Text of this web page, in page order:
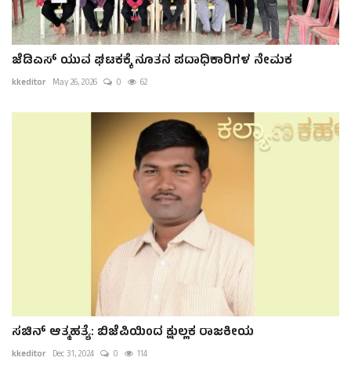
ಜೆಡಿಎಸ್ ಯುವ ಘಟಕಕ್ಕೆ ನೂತನ ಪದಾಧಿಕಾರಿಗಳ ನೇಮಕ
kkeditor May 26, 2026 0 62
ಸಚಿನ್‌ ಆತ್ಮಹತ್ಯೆ: ಬಿಜೆಪಿಯಿಂದ ಕ್ಷುಲ್ಲಕ ರಾಜಕೀಯ
kkeditor Dec 31, 2024 0 114